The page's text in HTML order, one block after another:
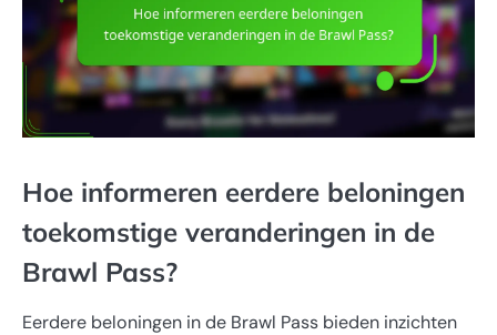
Hoe informeren eerdere beloningen
toekomstige veranderingen in de
Brawl Pass?
Eerdere beloningen in de Brawl Pass bieden inzichten